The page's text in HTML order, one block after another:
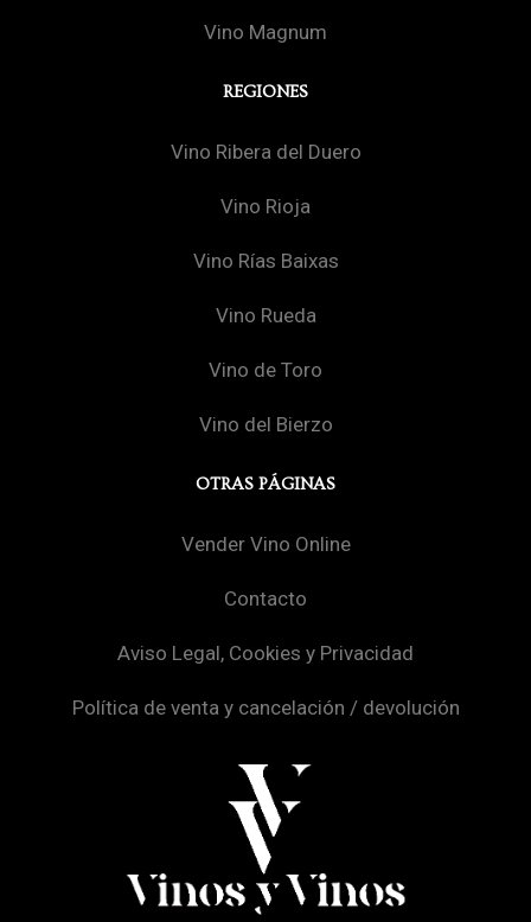
Vino Magnum
REGIONES
Vino Ribera del Duero
Vino Rioja
Vino Rías Baixas
Vino Rueda
Vino de Toro
Vino del Bierzo
OTRAS PÁGINAS
Vender Vino Online
Contacto
Aviso Legal, Cookies y Privacidad
Política de venta y cancelación / devolución